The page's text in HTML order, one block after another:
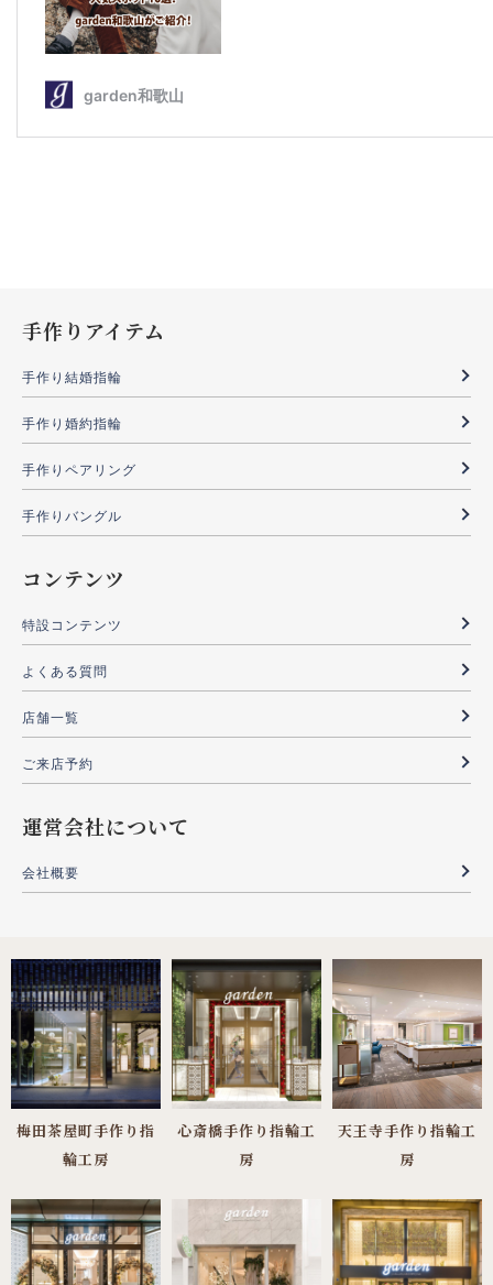
手作りアイテム
手作り結婚指輪
手作り婚約指輪
手作りペアリング
手作りバングル
コンテンツ
特設コンテンツ
よくある質問
店舗一覧
ご来店予約
運営会社について
会社概要
梅田茶屋町手作り指
輪工房
心斎橋手作り指輪工
房
天王寺手作り指輪工
房